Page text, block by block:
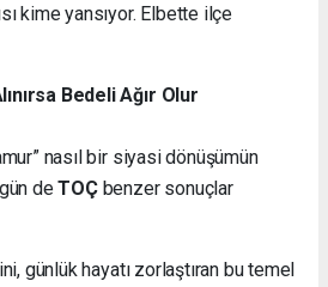
kime yansıyor. Elbette ilçe
Bedeli Ağır Olur
nasıl bir siyasi dönüşümün
deTOÇbenzer sonuçlar
günlük hayatı zorlaştıran bu temel